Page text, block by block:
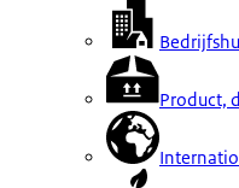
Product,